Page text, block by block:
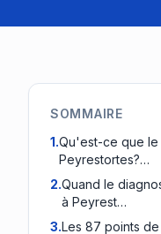
SOMMAIRE
1.Qu'est-ce que le
Peyrestortes?…
2.Quand le
à Peyrest…
3.Les 87 points